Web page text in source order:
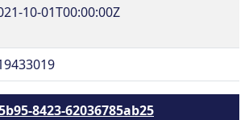
10-01T00:00:00Z
8423-62036785ab25